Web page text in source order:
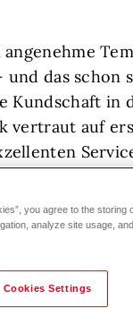
angenehme
und das schon
Kundschaft in
vertraut auf
Wir
die sich voller
frische
ihren
you agree to the storing
analyze site usage,
Cookies Settings